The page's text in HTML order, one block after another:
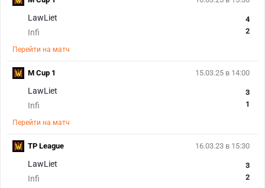
LawLiet
Infi
4
2
Перейти на матч
15.03.25 в 14:00
LawLiet
Infi
3
1
Перейти на матч
M Cup 1
16.03.23 в 15:30
LawLiet
Infi
3
2
TP League